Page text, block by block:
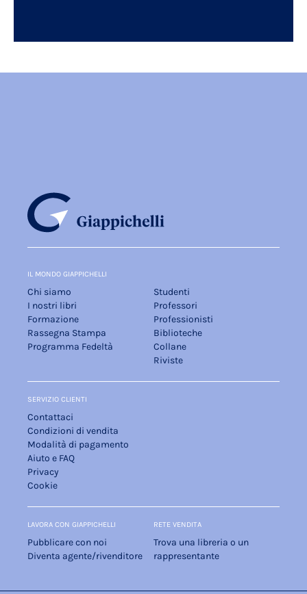
IL MONDO GIAPPICHELLI
Chi siamo
I nostri libri
Formazione
Rassegna Stampa
Programma Fedeltà
Studenti
Professori
Professionisti
Biblioteche
Collane
Riviste
SERVIZIO CLIENTI
Contattaci
Condizioni di vendita
Modalità di pagamento
Aiuto e FAQ
Privacy
Cookie
LAVORA CON GIAPPICHELLI
Pubblicare con noi
Diventa agente/rivenditore
RETE VENDITA
Trova una libreria o un
rappresentante